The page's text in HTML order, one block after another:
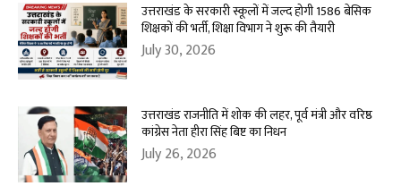
उत्तराखंड के सरकारी स्कूलों में जल्द होगी 1586 बेसिक
शिक्षकों की भर्ती, शिक्षा विभाग ने शुरू की तैयारी
July 30, 2026
उत्तराखंड राजनीति में शोक की लहर, पूर्व मंत्री और वरिष्ठ
कांग्रेस नेता हीरा सिंह बिष्ट का निधन
July 26, 2026